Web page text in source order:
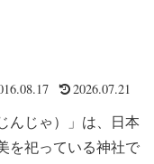
2026.07.21
んじゃ）」は、日本
を祀っている神社で